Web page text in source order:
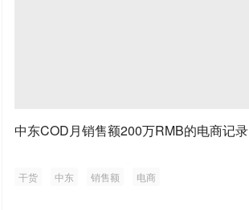
中东COD月销售额200万RMB的电商记录
干货 中东 销售额 电商